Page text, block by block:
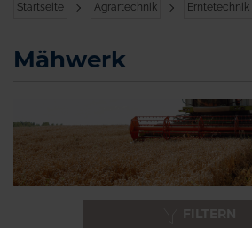
Startseite Agrartechnik Erntetechnik
Mähwerk